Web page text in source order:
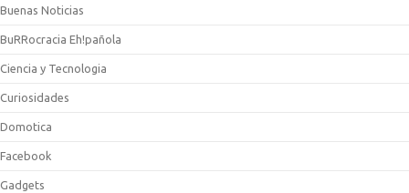
Buenas Noticias
BuRRocracia Eh!pañola
Ciencia y Tecnologia
Curiosidades
Domotica
Facebook
Gadgets